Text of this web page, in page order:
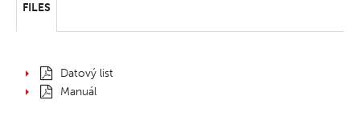
FILES
Datový list
Manuál